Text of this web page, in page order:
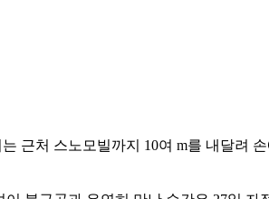
근처 스노모빌까지 10여 m를 내달려